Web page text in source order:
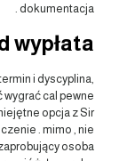
dokumentacja .
wypłata
i dyscyplina,
cal pewne
opcja z Sir
. mimo , nie
osoba